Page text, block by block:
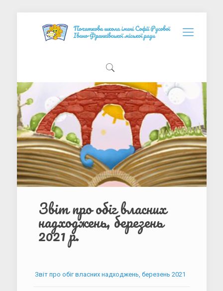
Звіт про обіг власних
надходжень, березень
2021 р.
Звіт про обіг власних надходжень, березень 2021